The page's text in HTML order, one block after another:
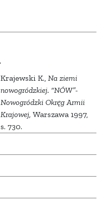
Krajewski K., Na ziemi
nowogródzkiej. “NÓW”-
Nowogródzki Okręg Armii
Krajowej, Warszawa 1997,
s. 730.